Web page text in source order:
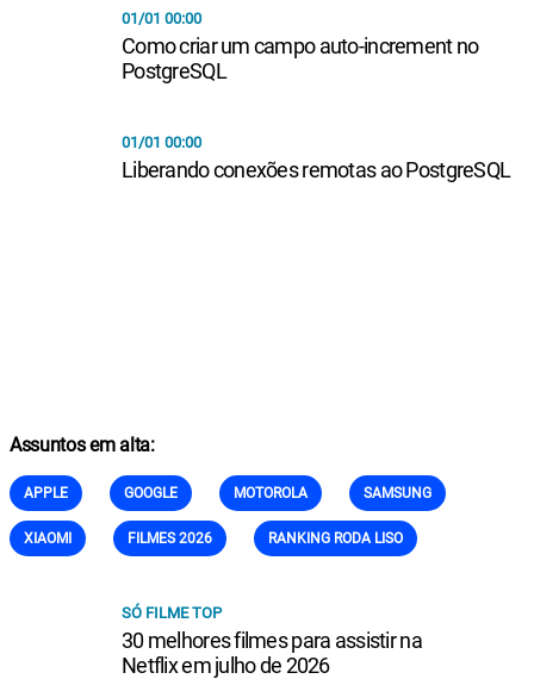
01/01 00:00
Como criar um campo auto-increment no
PostgreSQL
01/01 00:00
Liberando conexões remotas ao PostgreSQL
Assuntos em alta:
APPLE GOOGLE MOTOROLA SAMSUNG
XIAOMI FILMES 2026 RANKING RODA LISO
SÓ FILME TOP
30 melhores filmes para assistir na
Netflix em julho de 2026